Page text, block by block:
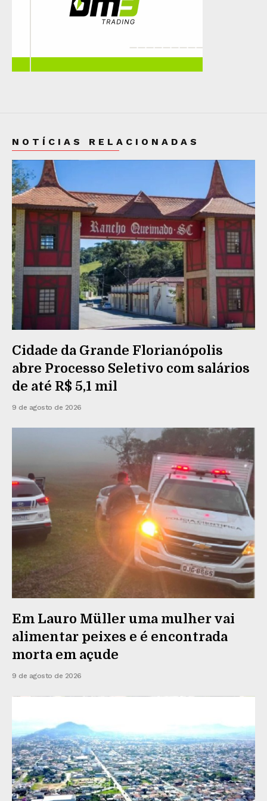
NOTÍCIAS RELACIONADAS
Cidade da Grande Florianópolis
abre Processo Seletivo com salários
de até R$ 5,1 mil
9 de agosto de 2026
Em Lauro Müller uma mulher vai
alimentar peixes e é encontrada
morta em açude
9 de agosto de 2026